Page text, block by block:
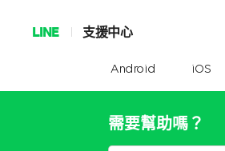
LINE 支援中心
Android iOS
需要幫助嗎？